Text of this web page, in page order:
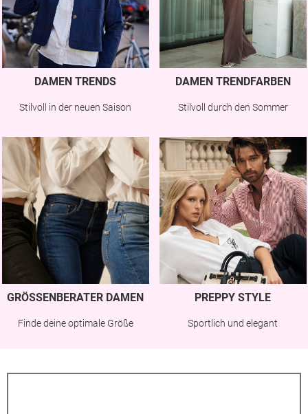
DAMEN TRENDS
Stilvoll in der neuen Saison
DAMEN TRENDFARBEN
Stilvoll durch den Sommer
GRÖSSENBERATER DAMEN
Finde deine optimale Größe
PREPPY STYLE
Sportlich und elegant